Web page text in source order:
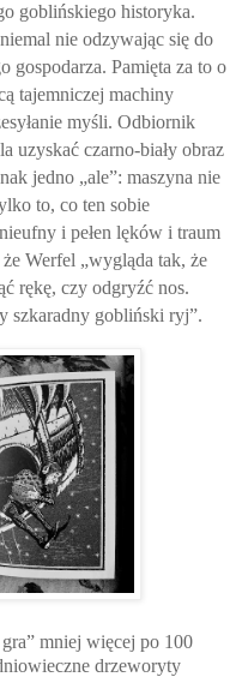
goblińskiego historyka.
nie odzywając się do
gospodarza. Pamięta za to o
tajemniczej machiny
myśli. Odbiornik
uzyskać czarno-biały obraz
jedno „ale”: maszyna nie
to, co ten sobie
i pełen lęków i traum
Werfel „wygląda tak, że
rękę, czy odgryźć nos.
szkaradny gobliński ryj”.
mniej więcej po 100
drzeworyty